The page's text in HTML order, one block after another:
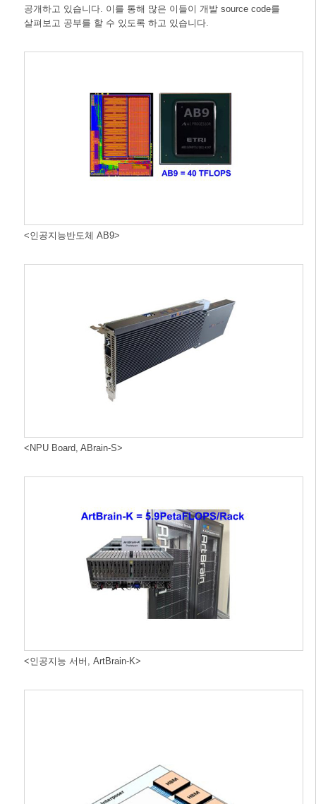
공개하고 있습니다. 이를 통해 많은 이들이 개발 source code를
살펴보고 공부를 할 수 있도록 하고 있습니다.
<인공지능반도체 AB9>
<NPU Board, ABrain-S>
<인공지능 서버, ArtBrain-K>